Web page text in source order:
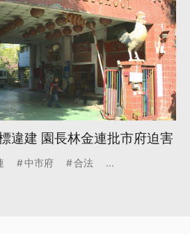
違建 園長林金連批市府迫害
中市府 合法 ...